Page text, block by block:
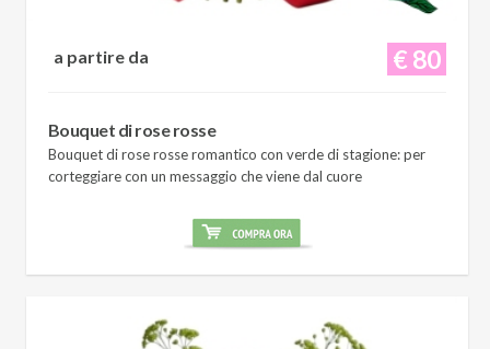
€ 80
a partire da
Bouquet di rose rosse
Bouquet di rose rosse romantico con verde di stagione: per
corteggiare con un messaggio che viene dal cuore